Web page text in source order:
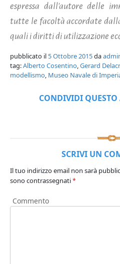
espressa dall'autore delle
tutte le facoltà accordate
quali i diritti di utilizzazione
pubblicato il 5 Ottobre 2015da
tag:Alberto Cosentino,Gerard
modellismo, Museo Navale di
CONDIVIDI QUESTO
SCRIVI UN
Il tuo indirizzo email non sarà
sono contrassegnati*
Commento